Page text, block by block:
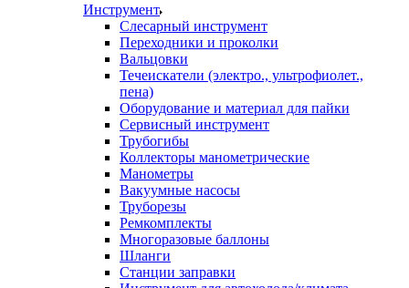
Инструмент
Слесарный инструмент
Переходники и проколки
Вальцовки
Течеискатели (электро., ультрофиолет.,
пена)
Оборудование и материал для пайки
Сервисный инструмент
Трубогибы
Коллекторы манометрические
Манометры
Вакуумные насосы
Труборезы
Ремкомплекты
Многоразовые баллоны
Шланги
Станции заправки